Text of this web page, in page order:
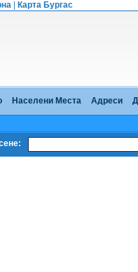
Карта Бургас
Населени Места Адреси